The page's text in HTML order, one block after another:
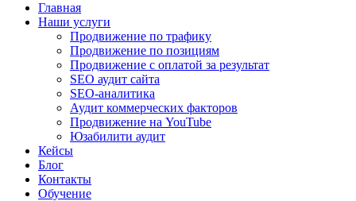
Главная
Наши услуги
Продвижение по трафику
Продвижение по позициям
Продвижение с оплатой за результат
SEO аудит сайта
SEO-аналитика
Аудит коммерческих факторов
Продвижение на YouTube
Юзабилити аудит
Кейсы
Блог
Контакты
Обучение